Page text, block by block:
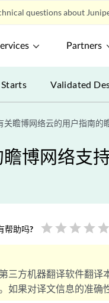
questions about
Partners
Validated
关瞻博网络云的用户指南的
博网络支
帮助吗? star star star star star
三方机器翻译软件翻译
如果对译文信息的准确